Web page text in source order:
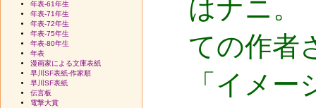
はナニ
ての作者
「イメ
年表-61年生
年表-71年生
年表-72年生
年表-75年生
年表-80年生
年表
漫画家による文庫表紙
早川SF表紙-作家順
早川SF表紙
伝言板
電撃大賞